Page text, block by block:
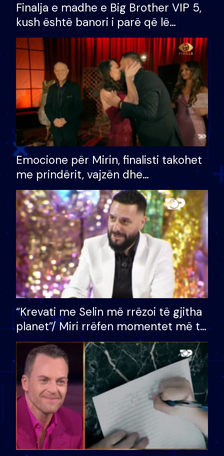
Finalja e madhe e Big Brother VIP 5,
kush është banori i parë që lë
shtëpinë dhe humb mundësinë për
të fituar çmimin e madh
Emocione për Mirin, finalisti takohet
me prindërit, vajzën dhe
bashkëshorten: S’kemi ndonjë letër
divorci apo jo?
“Krevati me Selin më rrëzoi të gjitha
planet”/ Miri rrëfen momentet më të
bukura në shtëpinë e BB VIP: Do më
mungojë zilja e mëngjesit kur…